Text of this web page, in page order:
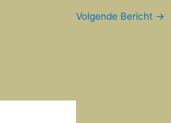
Volgende Bericht →